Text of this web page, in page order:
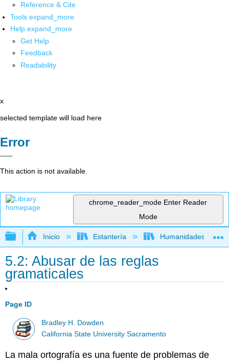
Reference & Cite
Tools expand_more
Help expand_more
Get Help
Feedback
Readability
x
selected template will load here
Error
This action is not available.
chrome_reader_mode Enter Reader
Mode
Expandir/contraer jerarquía global
Inicio Estantería Humanidades
5.2: Abusar de las reglas
gramaticales
Page ID
Bradley H. Dowden
California State University Sacramento
La mala ortografía es una fuente de problemas de